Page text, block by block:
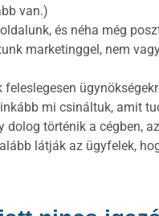
van.)
és néha még
marketinggel, nem
feleslegesen
mi csináltuk, amit
dolog történik a cégben,
látják az ügyfelek,